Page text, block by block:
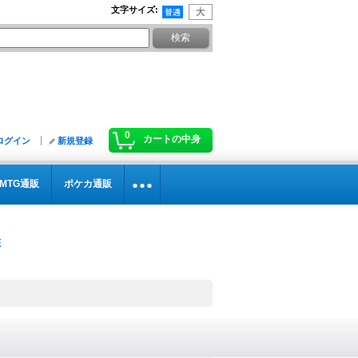
文字サイズ:
0 カートの中身
グイン 新規登録
MTG通販 ポケカ通販